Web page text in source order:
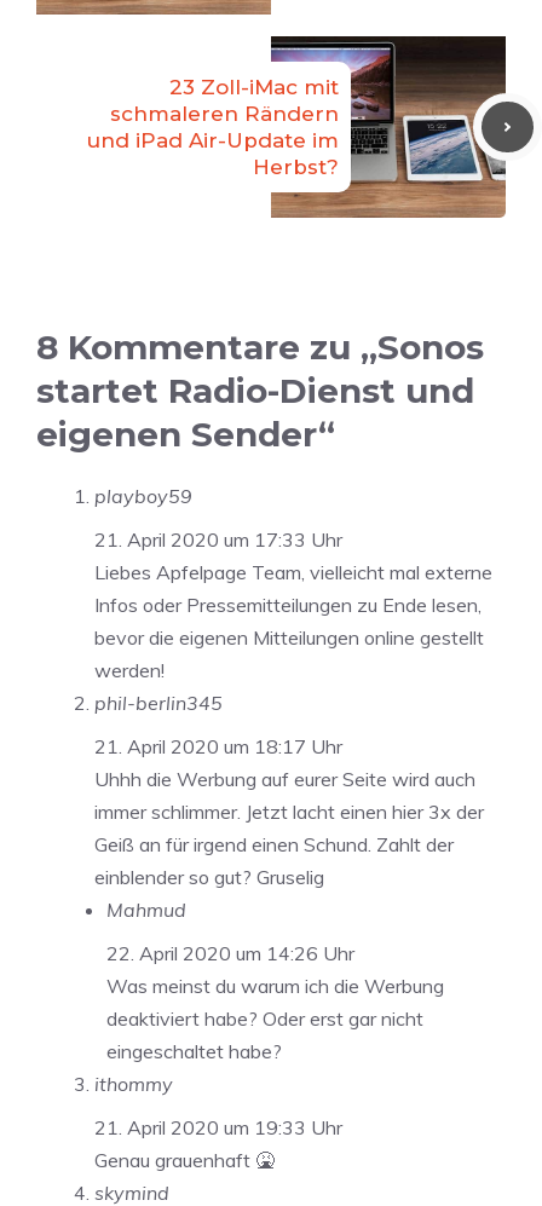
23 Zoll-iMac mit
schmaleren Rändern
und iPad Air-Update im
Herbst?
8 Kommentare zu „Sonos
startet Radio-Dienst und
eigenen Sender“
playboy59
21. April 2020 um 17:33 Uhr
Liebes Apfelpage Team, vielleicht mal externe
Infos oder Pressemitteilungen zu Ende lesen,
bevor die eigenen Mitteilungen online gestellt
werden!
phil-berlin345
21. April 2020 um 18:17 Uhr
Uhhh die Werbung auf eurer Seite wird auch
immer schlimmer. Jetzt lacht einen hier 3x der
Geiß an für irgend einen Schund. Zahlt der
einblender so gut? Gruselig
Mahmud
22. April 2020 um 14:26 Uhr
Was meinst du warum ich die Werbung
deaktiviert habe? Oder erst gar nicht
eingeschaltet habe?
ithommy
21. April 2020 um 19:33 Uhr
Genau grauenhaft 🤮
skymind